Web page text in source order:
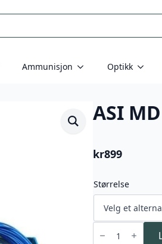
Ammunisjon Optikk
ASI
kr899
Størrelse
ASI
MD